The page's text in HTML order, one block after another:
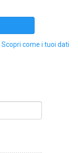
Scopri come i tuoi dati